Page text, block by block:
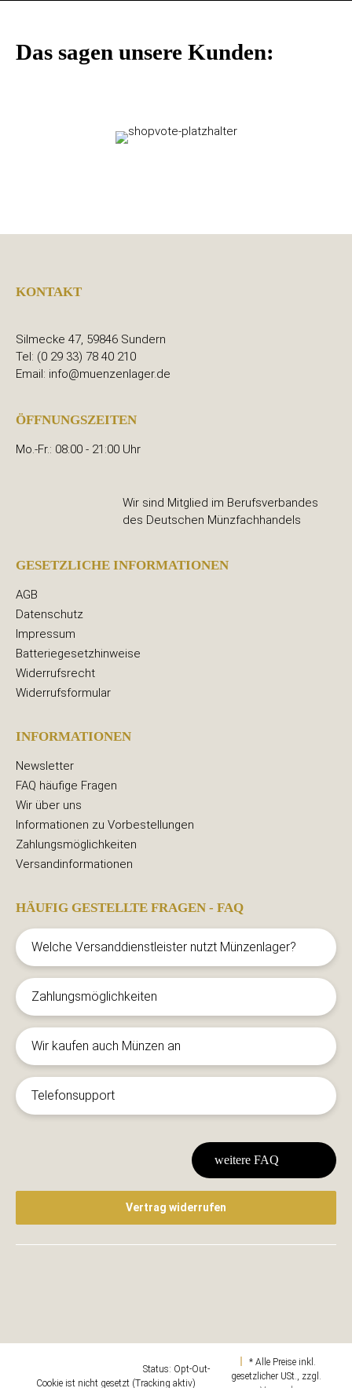
Das sagen unsere Kunden:
KONTAKT
Silmecke 47, 59846 Sundern
Tel: (0 29 33) 78 40 210
Email: info@muenzenlager.de
ÖFFNUNGSZEITEN
Mo.-Fr.: 08:00 - 21:00 Uhr
Wir sind Mitglied im Berufsverbandes
des Deutschen Münzfachhandels
GESETZLICHE INFORMATIONEN
AGB
Datenschutz
Impressum
Batteriegesetzhinweise
Widerrufsrecht
Widerrufsformular
INFORMATIONEN
Newsletter
FAQ häufige Fragen
Wir über uns
Informationen zu Vorbestellungen
Zahlungsmöglichkeiten
Versandinformationen
HÄUFIG GESTELLTE FRAGEN - FAQ
Welche Versanddienstleister nutzt Münzenlager?
Zahlungsmöglichkeiten
Wir kaufen auch Münzen an
Telefonsupport
weitere FAQ
Vertrag widerrufen
Status: Opt-Out-
Cookie ist nicht gesetzt (Tracking aktiv)
* Alle Preise inkl.
gesetzlicher USt., zzgl.